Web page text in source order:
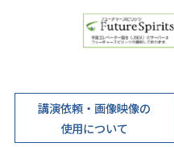
講演依頼・画像映像の
使用について